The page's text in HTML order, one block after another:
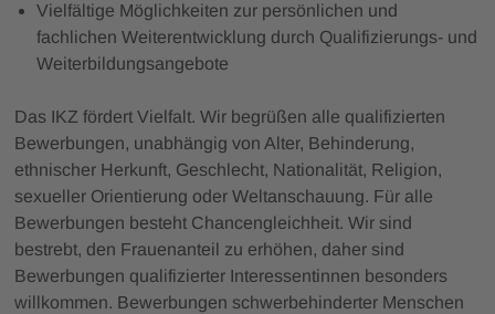
Vielfältige Möglichkeiten zur persönlichen und
fachlichen Weiterentwicklung durch Qualifizierungs- und
Weiterbildungsangebote
Das IKZ fördert Vielfalt. Wir begrüßen alle qualifizierten
Bewerbungen, unabhängig von Alter, Behinderung,
ethnischer Herkunft, Geschlecht, Nationalität, Religion,
sexueller Orientierung oder Weltanschauung. Für alle
Bewerbungen besteht Chancengleichheit. Wir sind
bestrebt, den Frauenanteil zu erhöhen, daher sind
Bewerbungen qualifizierter Interessentinnen besonders
willkommen. Bewerbungen schwerbehinderter Menschen